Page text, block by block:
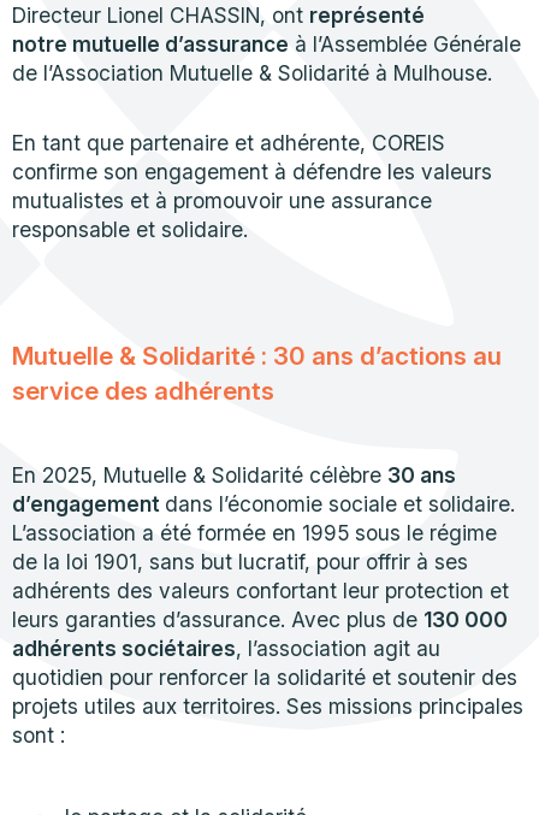
Directeur Lionel CHASSIN, ont représenté
notre mutuelle d’assurance à l’Assemblée Générale
de l’Association Mutuelle & Solidarité à Mulhouse.
En tant que partenaire et adhérente, COREIS
confirme son engagement à défendre les valeurs
mutualistes et à promouvoir une assurance
responsable et solidaire.
Mutuelle & Solidarité : 30 ans d’actions au
service des adhérents
En 2025, Mutuelle & Solidarité célèbre 30 ans
d’engagement dans l’économie sociale et solidaire.
L’association a été formée en 1995 sous le régime
de la loi 1901, sans but lucratif, pour offrir à ses
adhérents des valeurs confortant leur protection et
leurs garanties d’assurance. Avec plus de 130 000
adhérents sociétaires, l’association agit au
quotidien pour renforcer la solidarité et soutenir des
projets utiles aux territoires. Ses missions principales
sont :